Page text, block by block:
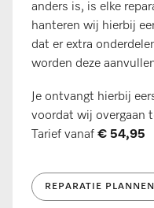
anders is, is elke
hanteren wij hierbij
dat er extra
worden deze
Je ontvangt hierbij
voordat wij overgaan
Tarief vanaf € 54,95
REPARATIE PLANNEN